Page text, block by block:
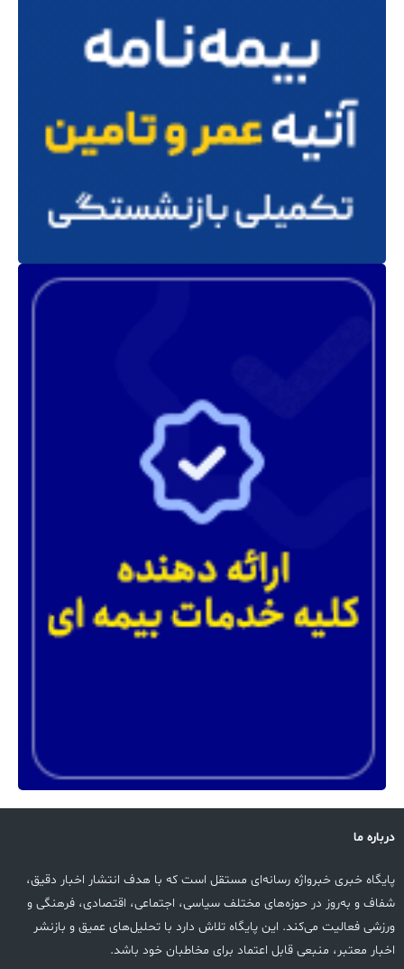
درباره ما
پایگاه خبری خبرواژه رسانه‌ای مستقل است که با هدف انتشار اخبار دقیق،
شفاف و به‌روز در حوزه‌های مختلف سیاسی، اجتماعی، اقتصادی، فرهنگی و
ورزشی فعالیت می‌کند. این پایگاه تلاش دارد با تحلیل‌های عمیق و بازنشر
اخبار معتبر، منبعی قابل اعتماد برای مخاطبان خود باشد.